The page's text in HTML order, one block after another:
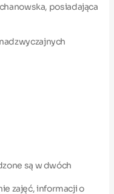
posiadająca
są w dwóch
zajęć, informacji o